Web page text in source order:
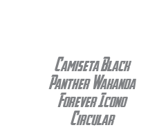
Camiseta Black
Panther Wakanda
Forever Icono
Circular